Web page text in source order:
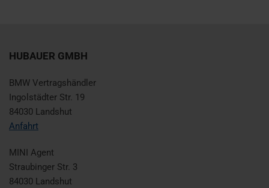
HUBAUER GMBH
BMW Vertragshändler
Ingolstädter Str. 19
84030 Landshut
Anfahrt
MINI Agent
Straubinger Str. 3
84030 Landshut